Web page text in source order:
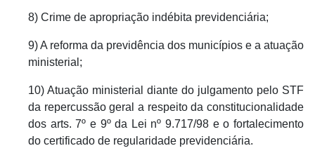
8) Crime de apropriação indébita previdenciária;
9) A reforma da previdência dos municípios e a atuação
ministerial;
10) Atuação ministerial diante do julgamento pelo STF
da repercussão geral a respeito da constitucionalidade
dos arts. 7º e 9º da Lei nº 9.717/98 e o fortalecimento
do certificado de regularidade previdenciária.